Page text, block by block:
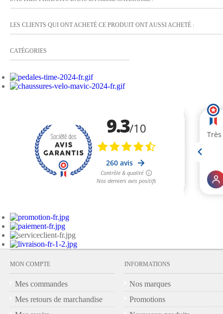
LES CLIENTS QUI ONT ACHETÉ CE PRODUIT ONT AUSSI ACHETÉ :
CATÉGORIES
MON COMPTE
Mes commandes
Mes retours de marchandise
INFORMATIONS
Nos marques
Promotions